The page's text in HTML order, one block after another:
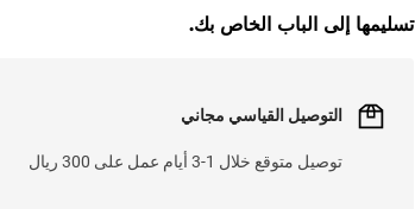
تسليمها إلى الباب الخاص بك.
التوصيل القياسي مجاني
توصيل متوقع خلال 1-3 أيام عمل على 300 ريال